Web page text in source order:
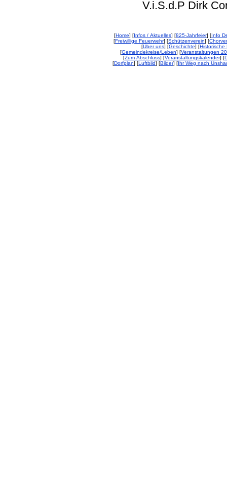
V.i.S.d.P Dirk
[Home] [Infos / Aktuelles] [825-Jahrfeier] [Info
[Freiwillige Feuerwehr] [Schützenverein] [
[Über uns] [Geschichte] [Historische
[Gemeindekreise/Leben] [Veranstaltungen
[Zum Abschluss] [Veranstaltungskalender] [
[Dorfplan] [Luftbild] [Bilder] [Ihr Weg nach